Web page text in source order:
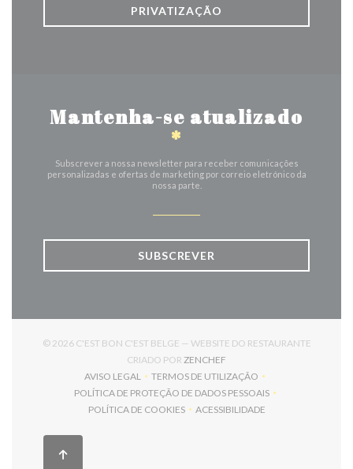
PRIVATIZAÇÃO
Mantenha-se atualizado
*
Subscrever a nossa newsletter para receber comunicações
personalizadas e ofertas de marketing por correio eletrónico da
nossa parte.
SUBSCREVER
© 2026 C'EST BON C'EST BELGE — WEBSITE DO RESTAURANTE
CRIADO POR ZENCHEF
AVISO LEGAL
((ABRE NUMA NOVA JANELA))
TERMOS DE UTILIZAÇÃO
((ABRE NUMA NOVA JANELA))
POLÍTICA DE PROTEÇÃO DE DADOS PESSOAIS
((ABRE NUMA NOVA JANELA))
POLÍTICA DE COOKIES
((ABRE NUMA NOVA JANELA))
ACESSIBILIDADE
((ABRE NUMA NOVA